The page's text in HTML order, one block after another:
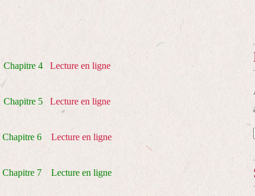
Chapitre 4 Lecture en ligne
Chapitre 5 Lecture en ligne
Chapitre 6 Lecture en ligne
Chapitre 7 Lecture en ligne